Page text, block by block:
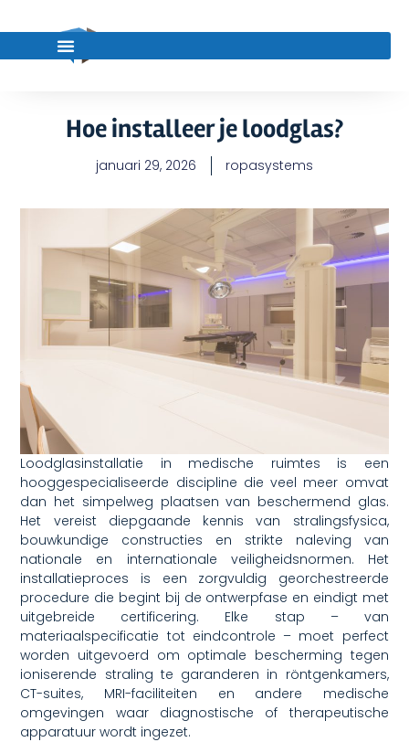
Hoe installeer je loodglas?
januari 29, 2026 ropasystems
Loodglasinstallatie in medische ruimtes is een
hooggespecialiseerde discipline die veel meer omvat
dan het simpelweg plaatsen van beschermend glas.
Het vereist diepgaande kennis van stralingsfysica,
bouwkundige constructies en strikte naleving van
nationale en internationale veiligheidsnormen. Het
installatieproces is een zorgvuldig georchestreerde
procedure die begint bij de ontwerpfase en eindigt met
uitgebreide certificering. Elke stap – van
materiaalspecificatie tot eindcontrole – moet perfect
worden uitgevoerd om optimale bescherming tegen
ioniserende straling te garanderen in röntgenkamers,
CT-suites, MRI-faciliteiten en andere medische
omgevingen waar diagnostische of therapeutische
apparatuur wordt ingezet.